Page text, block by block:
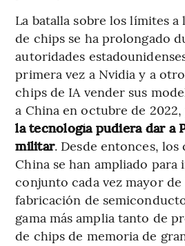
La batalla sobre los límites
de chips se ha prolongado
autoridades
primera vez a Nvidia y a
chips de IA vender sus
a China en octubre de 2022,
la tecnología pudiera dar a
militar. Desde entonces,
China se han ampliado
conjunto cada vez mayor
fabricación de
gama más amplia tanto de
de chips de memoria de